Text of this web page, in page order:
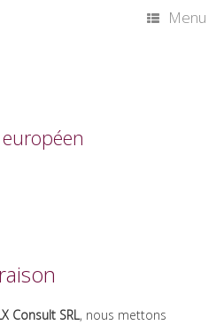
Menu
Consult SRL, nous mettons